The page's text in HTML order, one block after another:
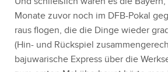
Monate zuvor noch im DFB-Pokal
raus flogen, die die Dinge wieder
(Hin- und Rückspiel
bajuwarische Express über die